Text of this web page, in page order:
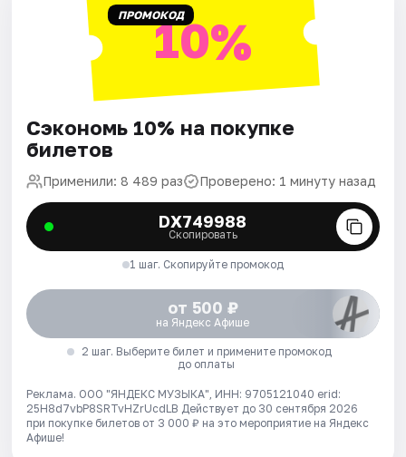
ПРОМОКОД10%
Сэкономь 10% на покупке
билетов
Применили: 8 489 раз Проверено: 1 минуту назад
DX749988
Скопировать
1 шаг. Скопируйте промокод
от 500 ₽
на Яндекс Афише
2 шаг. Выберите билет и примените промокод
до оплаты
Реклама. ООО "ЯНДЕКС МУЗЫКА", ИНН: 9705121040 erid:
25H8d7vbP8SRTvHZrUcdLB Действует до 30 сентября 2026
при покупке билетов от 3 000 ₽ на это мероприятие на Яндекс
Афише!